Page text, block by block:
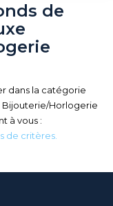
Plus de critères
de
dans la catégorie
Bijouterie/Horlogerie
à vous :
de critères.